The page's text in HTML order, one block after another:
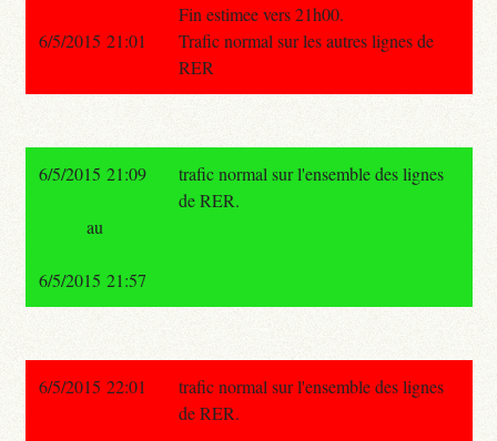
Fin estimee vers 21h00.
Trafic normal sur les autres lignes de
RER
6/5/2015 21:01
6/5/2015 21:09
trafic normal sur l'ensemble des lignes
de RER.
au
6/5/2015 21:57
6/5/2015 22:01
trafic normal sur l'ensemble des lignes
de RER.